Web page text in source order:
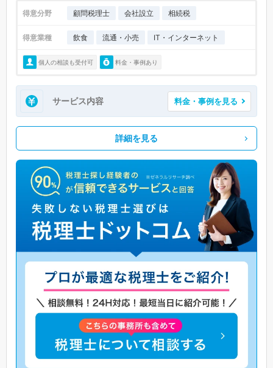
得意分野 顧問税理士 会社設立 相続税
得意業種 飲食 流通・小売 IT・インターネット
個人の相談も受付可 料金・事例あり
サービス内容 料金・事例を見る
詳細を見る